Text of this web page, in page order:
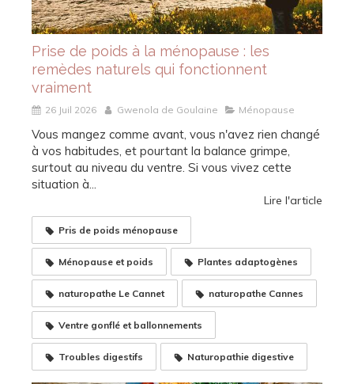
Prise de poids à la ménopause : les
remèdes naturels qui fonctionnent
vraiment
26 Juil 2026 Gwenola de Goulaine Ménopause
Vous mangez comme avant, vous n'avez rien changé
à vos habitudes, et pourtant la balance grimpe,
surtout au niveau du ventre. Si vous vivez cette
situation à...
Lire l'article
Pris de poids ménopause
Ménopause et poids Plantes adaptogènes
naturopathe Le Cannet naturopathe Cannes
Ventre gonflé et ballonnements
Troubles digestifs Naturopathie digestive